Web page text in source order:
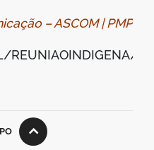
– ASCOM | PMP
REUNIAOINDIGENA/{/